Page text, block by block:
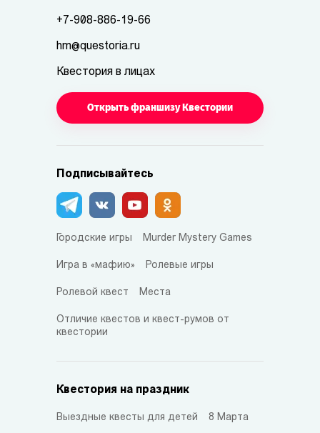
+7-908-886-19-66
hm@questoria.ru
Квестория в лицах
Открыть франшизу Квестории
Подписывайтесь
Городские игры Murder Mystery Games
Игра в «мафию» Ролевые игры
Ролевой квест Места
Отличие квестов и квест-румов от
квестории
Квестория на праздник
Выездные квесты для детей 8 Марта